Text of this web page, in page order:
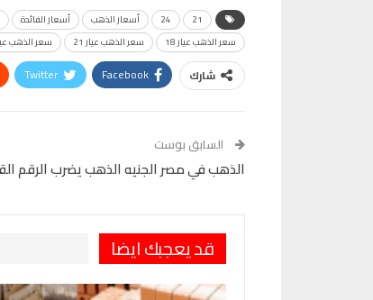
21
24 أسعار الذهب أسعار الفائدة
سعر الذهب عيار 18
سعر الذهب عيار 21 سعر الذهب
شارك Facebook
Twitter
السابق بوست
الذهب في مصر الجنيه الذهب يضرب الرقم
قد يعجبك ايضا